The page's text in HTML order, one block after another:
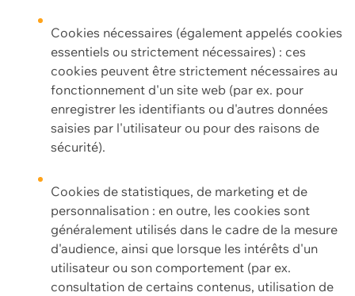
Cookies nécessaires (également appelés cookies
essentiels ou strictement nécessaires) : ces
cookies peuvent être strictement nécessaires au
fonctionnement d'un site web (par ex. pour
enregistrer les identifiants ou d'autres données
saisies par l'utilisateur ou pour des raisons de
sécurité).
Cookies de statistiques, de marketing et de
personnalisation : en outre, les cookies sont
généralement utilisés dans le cadre de la mesure
d'audience, ainsi que lorsque les intérêts d'un
utilisateur ou son comportement (par ex.
consultation de certains contenus, utilisation de